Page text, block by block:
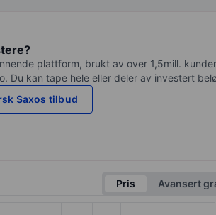
plattform, brukt av over 1,5mill.
Du kan tape hele eller deler av investert
Saxos tilbud
Pris
Avansert